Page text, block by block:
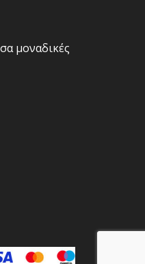
μοναδικές